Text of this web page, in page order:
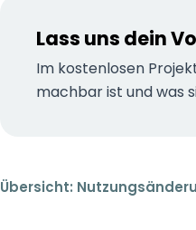
Lass uns dein
Im kostenlosen
machbar ist und was
Übersicht: